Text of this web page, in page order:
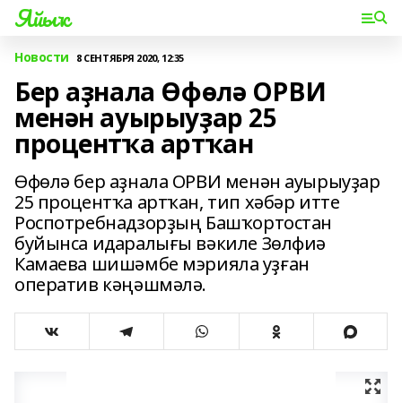
Яйыҡ
Новости 8 СЕНТЯБРЯ 2020, 12:35
Бер аҙнала Өфөлә ОРВИ
менән ауырыуҙар 25
процентҡа артҡан
Өфөлә бер аҙнала ОРВИ менән ауырыуҙар
25 процентҡа артҡан, тип хәбәр итте
Роспотребнадзорҙың Башҡортостан
буйынса идаралығы вәкиле Зөлфиә
Камаева шишәмбе мэрияла уҙған
оператив кәңәшмәлә.